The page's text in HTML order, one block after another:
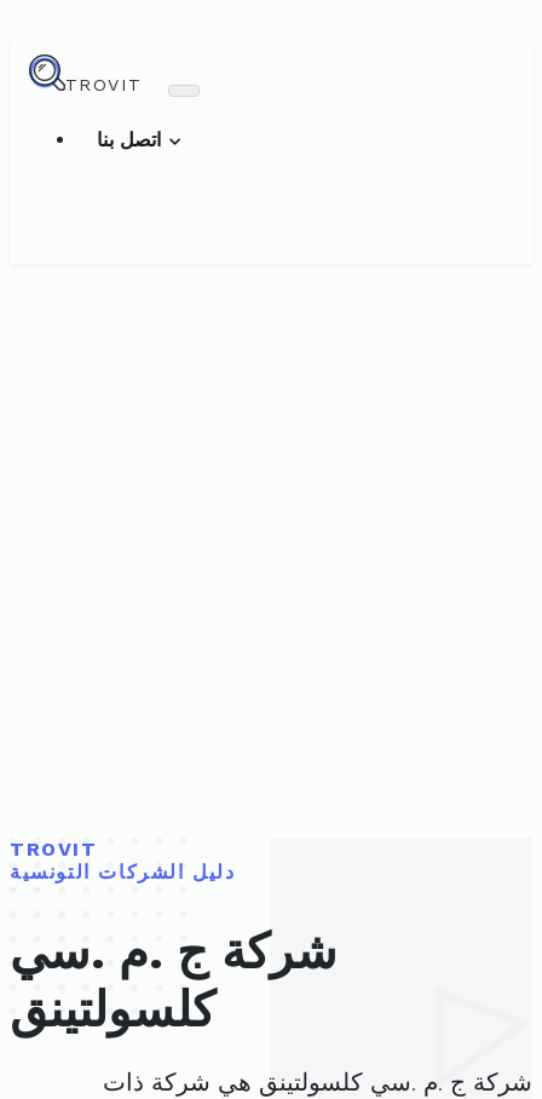
TROVIT
TROVIT
دليل الشركات التونسية
شركة ج .م .سي
كلسولتينق
شركة ج .م .سي كلسولتينق هي شركة ذات